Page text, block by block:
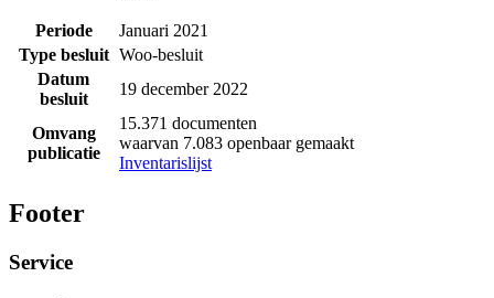
Periode
Januari 2021
Type besluit Woo-besluit
Datum
besluit
19 december 2022
Omvang
publicatie
15.371 documenten
waarvan 7.083 openbaar gemaakt
Inventarislijst
Footer
Service